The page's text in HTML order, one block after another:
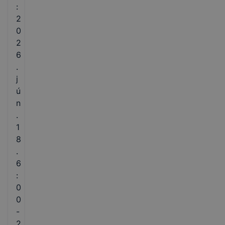
:
2
0
2
6
.
j
ú
n
.
1
8
.
6
:
0
0
-